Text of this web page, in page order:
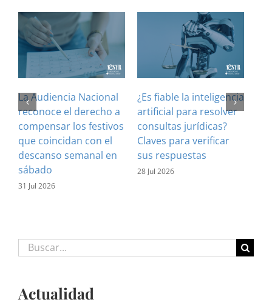
La Audiencia Nacional
reconoce el derecho a
compensar los festivos
que coincidan con el
descanso semanal en
sábado
31 Jul 2026
¿Es fiable la inteligencia
artificial para resolver
consultas jurídicas?
Claves para verificar
sus respuestas
28 Jul 2026
Buscar:
Actualidad